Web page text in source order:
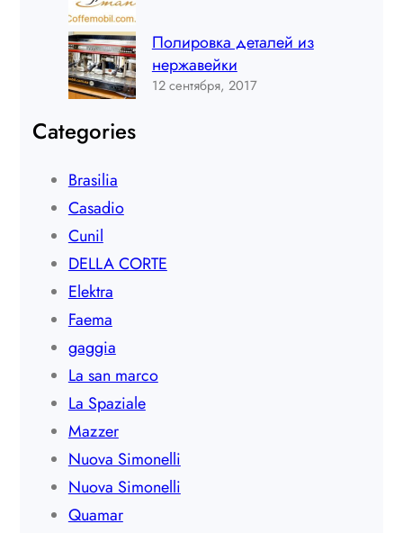
Полировка деталей из
нержавейки
12 сентября, 2017
Categories
Brasilia
Casadio
Cunil
DELLA CORTE
Elektra
Faema
gaggia
La san marco
La Spaziale
Mazzer
Nuova Simonelli
Nuova Simonelli
Quamar